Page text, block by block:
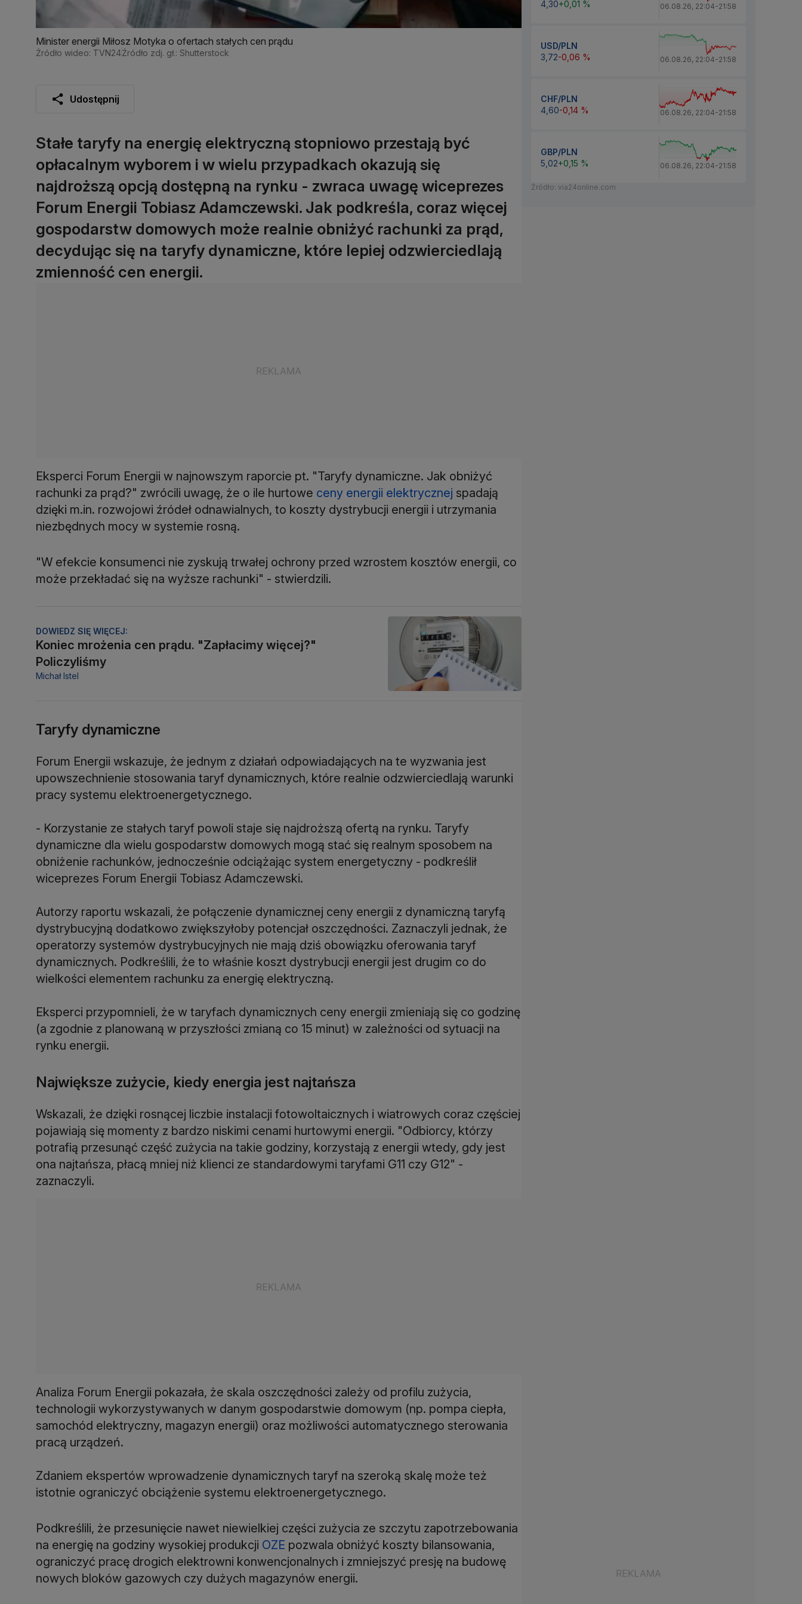
Minister energii Miłosz Motyka o ofertach stałych cen prądu
Źródło wideo: TVN24Źródło zdj. gł.: Shutterstock
Udostępnij
Stałe taryfy na energię elektryczną stopniowo przestają być
opłacalnym wyborem i w wielu przypadkach okazują się
najdroższą opcją dostępną na rynku - zwraca uwagę wiceprezes
Forum Energii Tobiasz Adamczewski. Jak podkreśla, coraz więcej
gospodarstw domowych może realnie obniżyć rachunki za prąd,
decydując się na taryfy dynamiczne, które lepiej odzwierciedlają
zmienność cen energii.
Eksperci Forum Energii w najnowszym raporcie pt. "Taryfy dynamiczne. Jak obniżyć
rachunki za prąd?" zwrócili uwagę, że o ile hurtowe ceny energii elektrycznej spadają
dzięki m.in. rozwojowi źródeł odnawialnych, to koszty dystrybucji energii i utrzymania
niezbędnych mocy w systemie rosną.
"W efekcie konsumenci nie zyskują trwałej ochrony przed wzrostem kosztów energii, co
może przekładać się na wyższe rachunki" - stwierdzili.
DOWIEDZ SIĘ WIĘCEJ:
Koniec mrożenia cen prądu. "Zapłacimy więcej?"
Policzyliśmy
Michał Istel
Taryfy dynamiczne
Forum Energii wskazuje, że jednym z działań odpowiadających na te wyzwania jest
upowszechnienie stosowania taryf dynamicznych, które realnie odzwierciedlają warunki
pracy systemu elektroenergetycznego.
- Korzystanie ze stałych taryf powoli staje się najdroższą ofertą na rynku. Taryfy
dynamiczne dla wielu gospodarstw domowych mogą stać się realnym sposobem na
obniżenie rachunków, jednocześnie odciążając system energetyczny - podkreślił
wiceprezes Forum Energii Tobiasz Adamczewski.
Autorzy raportu wskazali, że połączenie dynamicznej ceny energii z dynamiczną taryfą
dystrybucyjną dodatkowo zwiększyłoby potencjał oszczędności. Zaznaczyli jednak, że
operatorzy systemów dystrybucyjnych nie mają dziś obowiązku oferowania taryf
dynamicznych. Podkreślili, że to właśnie koszt dystrybucji energii jest drugim co do
wielkości elementem rachunku za energię elektryczną.
Eksperci przypomnieli, że w taryfach dynamicznych ceny energii zmieniają się co godzinę
(a zgodnie z planowaną w przyszłości zmianą co 15 minut) w zależności od sytuacji na
rynku energii.
Największe zużycie, kiedy energia jest najtańsza
Wskazali, że dzięki rosnącej liczbie instalacji fotowoltaicznych i wiatrowych coraz częściej
pojawiają się momenty z bardzo niskimi cenami hurtowymi energii. "Odbiorcy, którzy
potrafią przesunąć część zużycia na takie godziny, korzystają z energii wtedy, gdy jest
ona najtańsza, płacą mniej niż klienci ze standardowymi taryfami G11 czy G12" -
zaznaczyli.
Analiza Forum Energii pokazała, że skala oszczędności zależy od profilu zużycia,
technologii wykorzystywanych w danym gospodarstwie domowym (np. pompa ciepła,
samochód elektryczny, magazyn energii) oraz możliwości automatycznego sterowania
pracą urządzeń.
Zdaniem ekspertów wprowadzenie dynamicznych taryf na szeroką skalę może też
istotnie ograniczyć obciążenie systemu elektroenergetycznego.
Podkreślili, że przesunięcie nawet niewielkiej części zużycia ze szczytu zapotrzebowania
na energię na godziny wysokiej produkcji OZE pozwala obniżyć koszty bilansowania,
ograniczyć pracę drogich elektrowni konwencjonalnych i zmniejszyć presję na budowę
nowych bloków gazowych czy dużych magazynów energii.
4,30+0,01 % 06.08.26, 22:04-21:58
USD/PLN
3,72-0,06 % 06.08.26, 22:04-21:58
CHF/PLN
4,60-0,14 % 06.08.26, 22:04-21:58
GBP/PLN
5,02+0,15 % 06.08.26, 22:04-21:58
Źródło: via24online.com